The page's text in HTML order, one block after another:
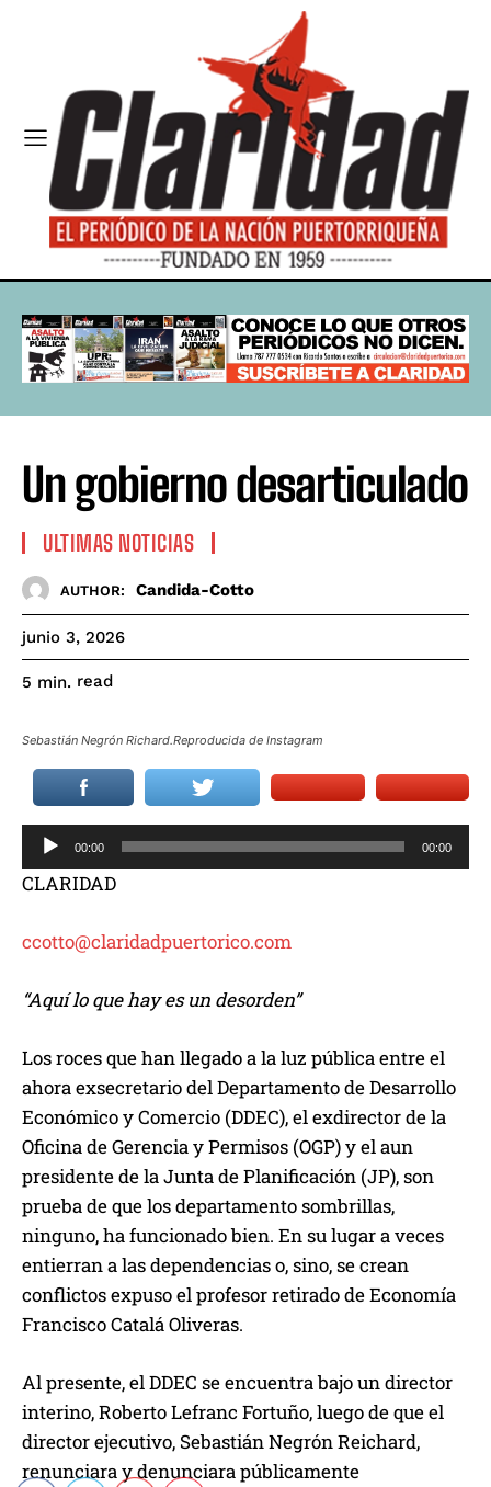
Un gobierno desarticulado
ULTIMAS NOTICIAS
AUTHOR: Candida-Cotto
junio 3, 2026
5 min. read
Sebastián Negrón Richard.Reproducida de Instagram
e
p
o
d
c
o
r
e
a
i
00:00 00:00
CLARIDAD
ccotto@claridadpuertorico.com
“Aquí lo que hay es un desorden”
Los roces que han llegado a la luz pública entre el
ahora exsecretario del Departamento de Desarrollo
Económico y Comercio (DDEC), el exdirector de la
Oficina de Gerencia y Permisos (OGP) y el aun
presidente de la Junta de Planificación (JP), son
prueba de que los departamento sombrillas,
ninguno, ha funcionado bien. En su lugar a veces
entierran a las dependencias o, sino, se crean
conflictos expuso el profesor retirado de Economía
Francisco Catalá Oliveras.
Al presente, el DDEC se encuentra bajo un director
interino, Roberto Lefranc Fortuño, luego de que el
director ejecutivo, Sebastián Negrón Reichard,
renunciara y denunciara públicamente